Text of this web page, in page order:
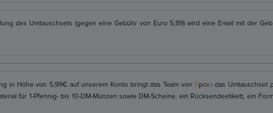
des Umtauschsets (gegen eine Gebühr von Euro 5,99) wird eine Email mit der
in Höhe von 5,99€ auf unserem Konto bringt das Team von Epoxa das Umtauschset
für 1-Pfennig- bis 10-DM-Münzen sowie DM-Scheine, ein Rücksendeetikett, ein